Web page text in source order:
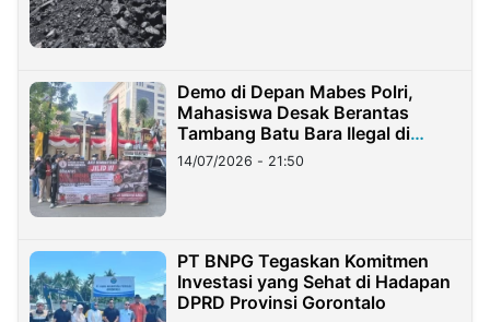
Demo di Depan Mabes Polri,
Mahasiswa Desak Berantas
Tambang Batu Bara Ilegal di
Lampung
14/07/2026 - 21:50
PT BNPG Tegaskan Komitmen
Investasi yang Sehat di Hadapan
DPRD Provinsi Gorontalo